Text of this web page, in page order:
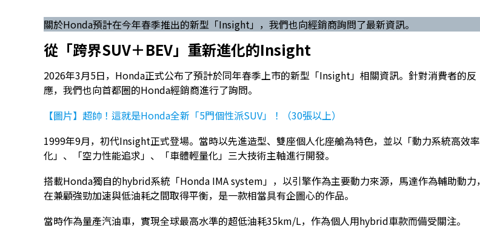
關於Honda預計在今年春季推出的新型「Insight」，我們也向經銷商詢問了最新資訊。
從「跨界SUV＋BEV」重新進化的Insight
2026年3月5日，Honda正式公布了預計於同年春季上市的新型「Insight」相關資訊。針對消費者的反
應，我們也向首都圈的Honda經銷商進行了詢問。
【圖片】超帥！這就是Honda全新「5門個性派SUV」！（30張以上）
1999年9月，初代Insight正式登場。當時以先進造型、雙座個人化座艙為特色，並以「動力系統高效率
化」、「空力性能追求」、「車體輕量化」三大技術主軸進行開發。
搭載Honda獨自的hybrid系統「Honda IMA system」，以引擎作為主要動力來源，馬達作為輔助動力，
在兼顧強勁加速與低油耗之間取得平衡，是一款相當具有企圖心的作品。
當時作為量產汽油車，實現全球最高水準的超低油耗35km/L，作為個人用hybrid車款而備受關注。